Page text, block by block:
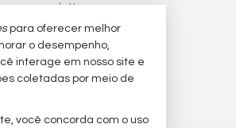
newsletter
financeiros
seu imóvel
imóveis
para oferecer melhor
o desempenho,
interage em nosso site e
coletadas por meio de
você concorda com o uso